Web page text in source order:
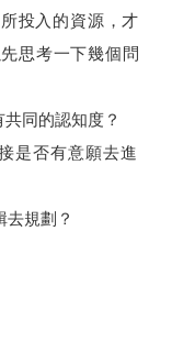
投入的資源，才
思考一下幾個問
同的認知度？
是否有意願去進
規劃？